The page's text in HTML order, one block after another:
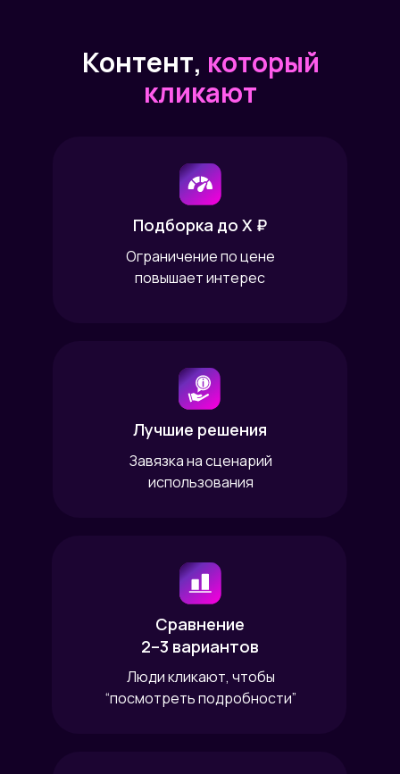
Подборка до X ₽
Лучшие решения
Сравнение
2–3 вариантов
Ограничение по цене
повышает интерес
Завязка на сценарий
использования
Люди кликают, чтобы
“посмотреть подробности”
Контент, который
кликают